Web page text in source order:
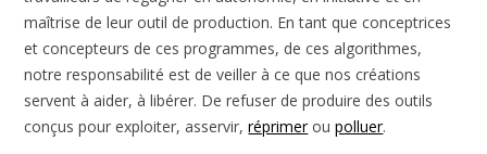
maîtrise de leur outil de production. En tant que conceptrices
et concepteurs de ces programmes, de ces algorithmes,
notre responsabilité est de veiller à ce que nos créations
servent à aider, à libérer. De refuser de produire des outils
conçus pour exploiter, asservir,réprimeroupolluer.